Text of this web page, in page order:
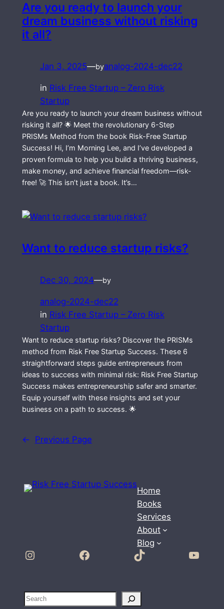
Are you ready to launch your
dream business without risking
it all?
Jan 3, 2025—byanalog-2024-dec22
in Risk Free Startup – Zero Risk
Startup
Are you ready to launch your dream business without
risking it all? 🌟 Meet the revolutionary 6-Step
PRISMs Method from the book Risk-Free Startup
Success! Hi, I’m Morning Lee, and I’ve developed a
proven formula to help you build a thriving business,
make money, and achieve financial freedom—risk-
free! 🚀 This isn’t just a book. It’s…
Want to reduce startup risks?
Dec 30, 2024—by
analog-2024-dec22
in Risk Free Startup – Zero Risk
Startup
Want to reduce startup risks? Discover the PRISMs
method from Risk Free Startup Success. These 6
straightforward steps guide entrepreneurs from
ideas to success with minimal risk: Risk Free Startup
Success makes entrepreneurship safer and smarter.
Equip yourself with these insights and set your
business on a path to success. 🌟
← Previous Page
Home
Books
Services
About
Blog
Instagram Facebook TikTok YouTube
S